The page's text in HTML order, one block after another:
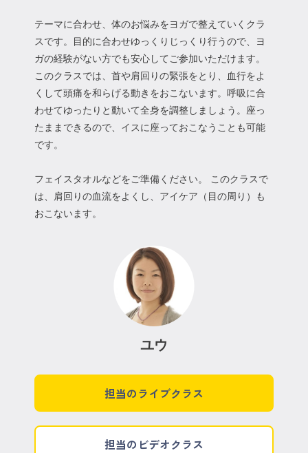
テーマに合わせ、体のお悩みをヨガで整えていくクラ
スです。目的に合わせゆっくりじっくり行うので、ヨ
ガの経験がない方でも安心してご参加いただけます。
このクラスでは、首や肩回りの緊張をとり、血行をよ
くして頭痛を和らげる動きをおこないます。呼吸に合
わせてゆったりと動いて全身を調整しましょう。座っ
たままできるので、イスに座っておこなうことも可能
です。
フェイスタオルなどをご準備ください。 このクラスで
は、肩回りの血流をよくし、アイケア（目の周り）も
おこないます。
ユウ
担当のライブクラス
担当のビデオクラス